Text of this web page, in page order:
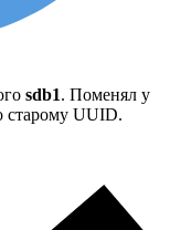
sdb1. Поменял у
старому UUID.